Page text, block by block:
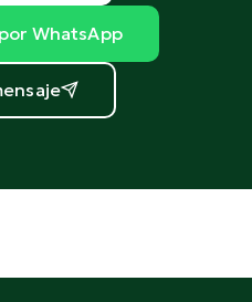
WhatsApp